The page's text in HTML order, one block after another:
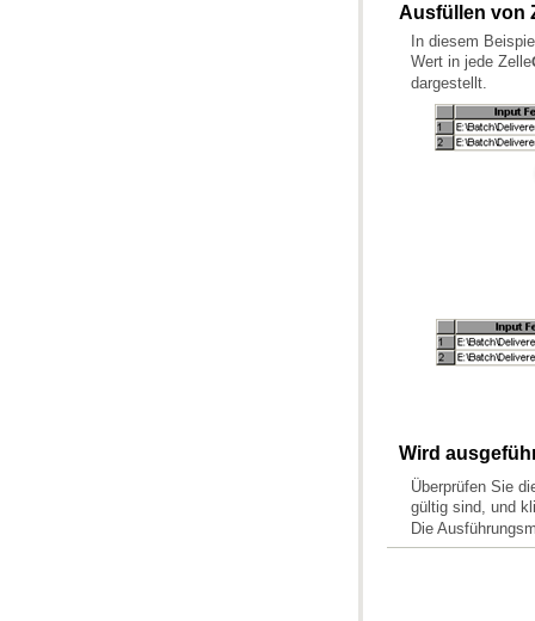
Ausfüllen von
Wert in jede Zelle
dargestellt.
Wird
Überprüfen Sie
gültig sind, und
Die